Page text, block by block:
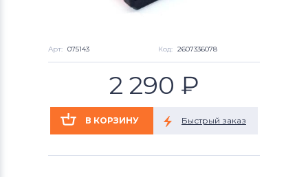
Арт: 075143 Код: 2607336078
2 290 ₽